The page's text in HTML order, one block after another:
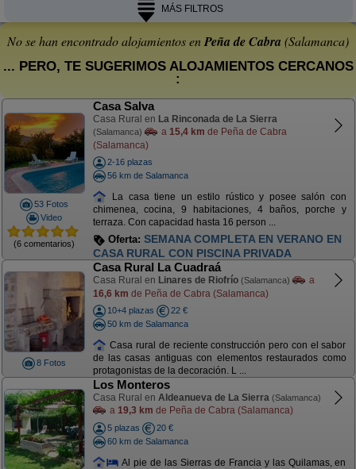
MÁS FILTROS
No se han encontrado alojamientos enPeña de Cabra (Salamanca)
... PERO, TE SUGERIMOS ALOJAMIENTOS CERCANOS
:
53 Fotos
Video
(6 comentarios)
Casa Salva
Casa Rural en La Rinconada de La Sierra
(Salamanca) a 15,4 km de Peña de Cabra
(Salamanca)
2-16 plazas
56 km de Salamanca
La casa tiene un estilo rústico y posee salón con
chimenea, cocina, 9 habitaciones, 4 baños, porche y
terraza. Con capacidad hasta 16 person ...
Oferta: SEMANA COMPLETA EN VERANO EN
CASA RURAL CON PISCINA PRIVADA
8 Fotos
Casa Rural La Cuadraá
Casa Rural en Linares de Riofrío (Salamanca)
a
16,6 km de Peña de Cabra (Salamanca)
10+4 plazas
22 €
50 km de Salamanca
Casa rural de reciente construcción pero con el sabor
de las casas antiguas con elementos restaurados como
protagonistas de la decoración. L ...
Los Monteros
Casa Rural en Aldeanueva de La Sierra (Salamanca)
a 19,3 km de Peña de Cabra (Salamanca)
5 plazas
20 €
60 km de Salamanca
Al pie de las Sierras de Francia y las Quilamas, en